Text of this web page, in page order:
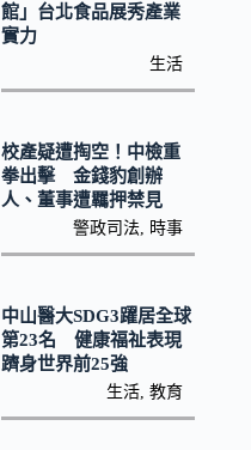
館」台北食品展秀產業
實力
生活
校產疑遭掏空！中檢重
拳出擊 金錢豹創辦
人、董事遭羈押禁見
警政司法 時事
中山醫大SDG3躍居全球
第23名 健康福祉表現
躋身世界前25強
生活 ,教育